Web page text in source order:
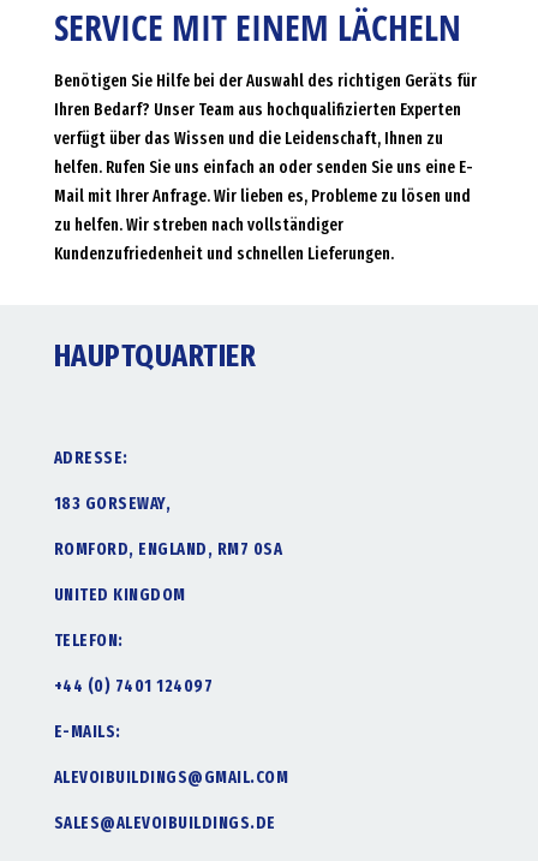
SERVICE MIT EINEM LÄCHELN
Benötigen Sie Hilfe bei der Auswahl des richtigen Geräts für
Ihren Bedarf? Unser Team aus hochqualifizierten Experten
verfügt über das Wissen und die Leidenschaft, Ihnen zu
helfen. Rufen Sie uns einfach an oder senden Sie uns eine E-
Mail mit Ihrer Anfrage. Wir lieben es, Probleme zu lösen und
zu helfen. Wir streben nach vollständiger
Kundenzufriedenheit und schnellen Lieferungen.
HAUPTQUARTIER
ADRESSE:
183 GORSEWAY,
ROMFORD, ENGLAND, RM7 0SA
UNITED KINGDOM
TELEFON:
+44 (0) 7401 124097
E-MAILS:
ALEVOIBUILDINGS@GMAIL.COM
SALES@ALEVOIBUILDINGS.DE